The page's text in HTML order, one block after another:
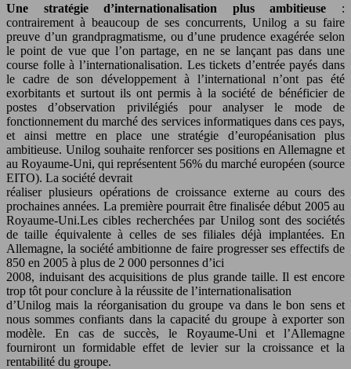
Une stratégie d’internationalisation plus ambitieuse :
contrairement à beaucoup de ses concurrents, Unilog a su faire
preuve d’un grandpragmatisme, ou d’une prudence exagérée selon
le point de vue que l’on partage, en ne se lançant pas dans une
course folle à l’internationalisation. Les tickets d’entrée payés dans
le cadre de son développement à l’international n’ont pas été
exorbitants et surtout ils ont permis à la société de bénéficier de
postes d’observation privilégiés pour analyser le mode de
fonctionnement du marché des services informatiques dans ces pays,
et ainsi mettre en place une stratégie d’européanisation plus
ambitieuse. Unilog souhaite renforcer ses positions en Allemagne et
au Royaume-Uni, qui représentent 56% du marché européen (source
EITO). La société devrait
réaliser plusieurs opérations de croissance externe au cours des
prochaines années. La première pourrait être finalisée début 2005 au
Royaume-Uni.Les cibles recherchées par Unilog sont des sociétés
de taille équivalente à celles de ses filiales déjà implantées. En
Allemagne, la société ambitionne de faire progresser ses effectifs de
850 en 2005 à plus de 2 000 personnes d’ici
2008, induisant des acquisitions de plus grande taille. Il est encore
trop tôt pour conclure à la réussite de l’internationalisation
d’Unilog mais la réorganisation du groupe va dans le bon sens et
nous sommes confiants dans la capacité du groupe à exporter son
modèle. En cas de succès, le Royaume-Uni et l’Allemagne
fourniront un formidable effet de levier sur la croissance et la
rentabilité du groupe.